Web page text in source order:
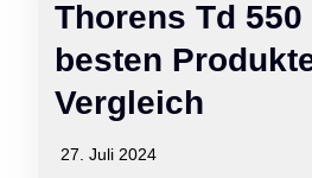
Thorens Td 550
besten
Vergleich
27. Juli 2024